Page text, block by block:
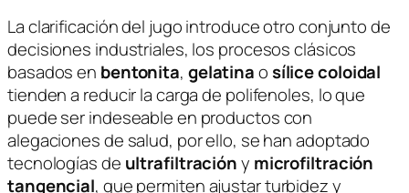
La clarificación del jugo introduce otro conjunto de
decisiones industriales, los procesos clásicos
basados en bentonita, gelatinaosílice coloidal
tienden a reducir la carga de polifenoles, lo que
puede ser indeseable en productos con
alegaciones de salud, por ello, se han adoptado
tecnologías de ultrafiltracióny microfiltración
tangencial, que permiten ajustar turbidez y